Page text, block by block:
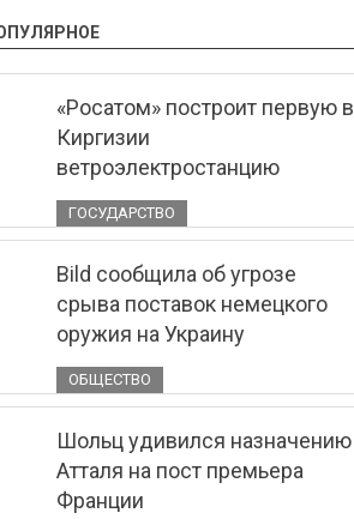
«Росатом» построит первую в
Киргизии
ветроэлектростанцию
ГОСУДАРСТВО
Bild сообщила об угрозе
срыва поставок немецкого
оружия на Украину
ОБЩЕСТВО
Шольц удивился назначению
Атталя на пост премьера
Франции